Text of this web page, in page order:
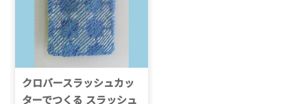
クロバースラッシュカッ
ターでつくる スラッシュ